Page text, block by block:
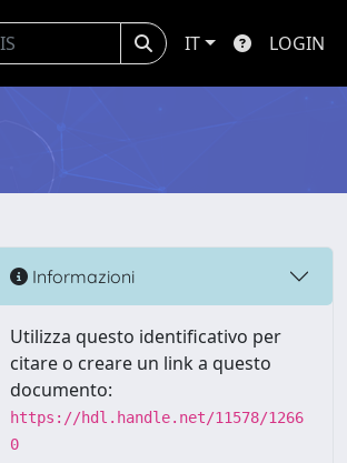
IT LOGIN
Informazioni
Utilizza questo identificativo per
citare o creare un link a questo
documento:
https://hdl.handle.net/11578/1266
0